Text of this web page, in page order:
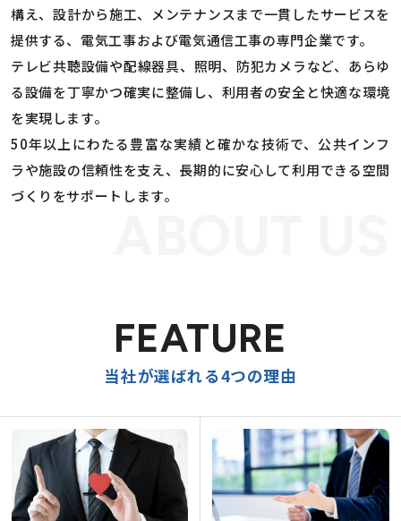
構え、設計から施工、メンテナンスまで一貫したサービスを
提供する、電気工事および電気通信工事の専門企業です。
テレビ共聴設備や配線器具、照明、防犯カメラなど、あらゆ
る設備を丁寧かつ確実に整備し、利用者の安全と快適な環境
を実現します。
50年以上にわたる豊富な実績と確かな技術で、公共インフ
ラや施設の信頼性を支え、長期的に安心して利用できる空間
づくりをサポートします。
FEATURE
当社が選ばれる4つの理由